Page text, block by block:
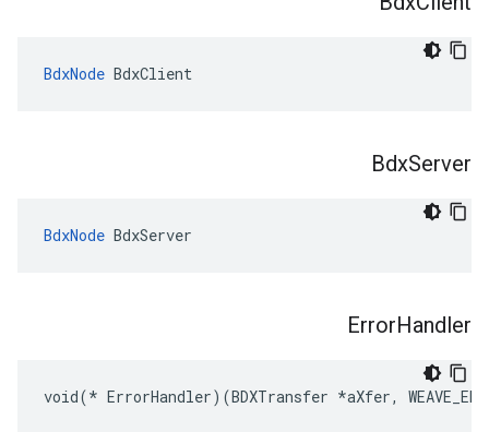
BdxNode BdxClient
BdxServer
BdxNode BdxServer
ErrorHandler
void(* ErrorHandler)(BDXTransfer *aXfer,